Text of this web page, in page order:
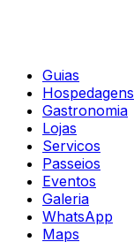
Guias
Hospedagens
Gastronomia
Lojas
Servicos
Passeios
Eventos
Galeria
WhatsApp
Maps